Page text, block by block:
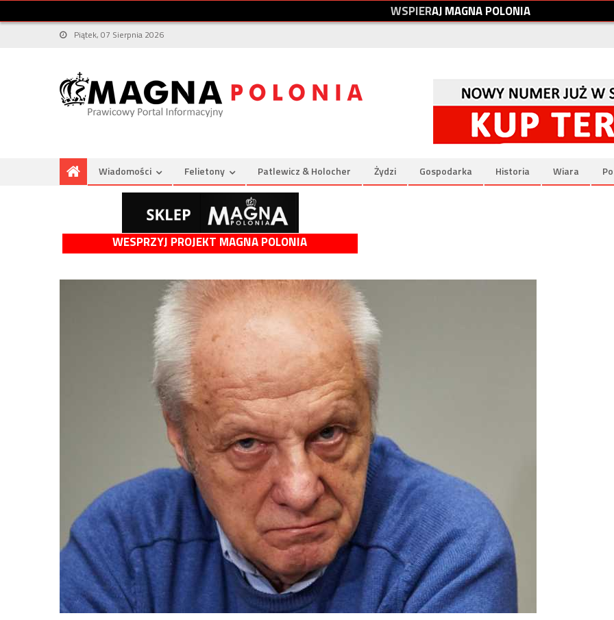
WSPIERAJMAGNAPOLONIA
Piątek, 07 Sierpnia 2026
Wiadomości Felietony Patlewicz & Holocher Żydzi Gospodarka Historia Wiara
WESPRZYJ PROJEKT MAGNA POLONIA